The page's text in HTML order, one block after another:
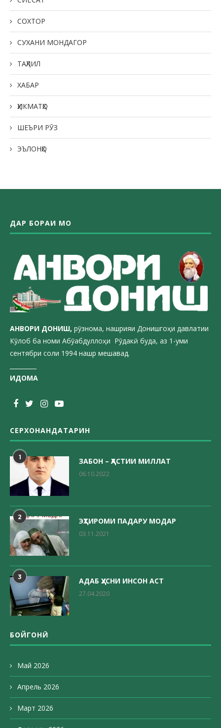
СОХТОР
СУХАНИ МОНДАГОР
ТАҲЛИЛ
ХАБАР
ҲИКМАТҲО
ШЕЪРИ РӮЗ
ЭЪЛОНҲО
ДАР БОРАИ МО
АНВОРИ ДОНИШ, рӯзнома, нашрияи Донишгоҳи давлатии
Кӯлоб ба номи Абӯабдуллоҳи Рӯдакӣ буда, аз 1-уми
сентябри соли 1994 нашр мешавад.
ИДОМА
СЕРХОНАНДАТАРИН
1 ЗАБОН – ҲАСТИИ МИЛЛАТ
06.10.2022
2 ЭҲТИРОМИ ПАДАРУ МОДАР
03.11.2021
3 АДАБ ҲУСНИ ИНСОН АСТ
27.04.2020
БОЙГОНӢ
Май 2026
Апрель 2026
Март 2026